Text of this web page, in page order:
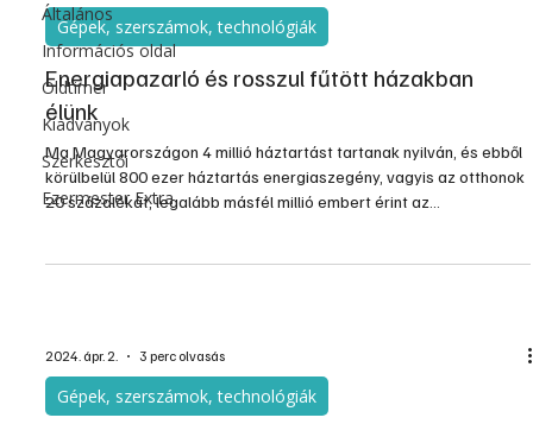
Általános
Információs oldal
Oldtimer
Kiadványok
Szerkesztői
Ezermester Extra
Gépek, szerszámok, technológiák
Energiapazarló és rosszul fűtött házakban
élünk
Ma Magyarországon 4 millió háztartást tartanak nyilván, és ebből
körülbelül 800 ezer háztartás energiaszegény, vagyis az otthonok
20 százalékát, legalább másfél millió embert érint az
2024. ápr. 2. 3 perc olvasás
Gépek, szerszámok, technológiák